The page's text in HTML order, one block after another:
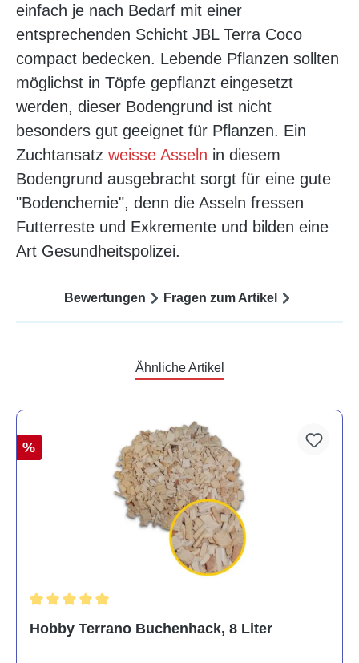
einfach je nach Bedarf mit einer
entsprechenden Schicht JBL Terra Coco
compact bedecken. Lebende Pflanzen sollten
möglichst in Töpfe gepflanzt eingesetzt
werden, dieser Bodengrund ist nicht
besonders gut geeignet für Pflanzen. Ein
Zuchtansatz weisse Asseln in diesem
Bodengrund ausgebracht sorgt für eine gute
"Bodenchemie", denn die Asseln fressen
Futterreste und Exkremente und bilden eine
Art Gesundheitspolizei.
Bewertungen Fragen zum Artikel
Ähnliche Artikel
%
Hobby Terrano Buchenhack, 8 Liter